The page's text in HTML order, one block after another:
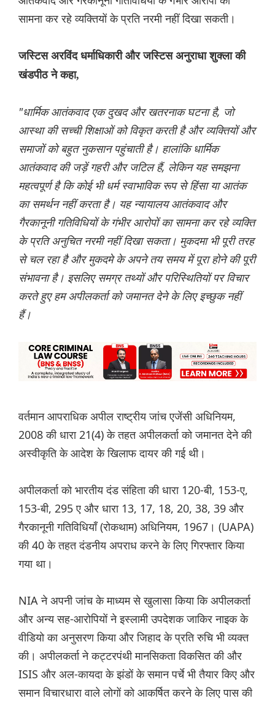
सामना कर रहे व्यक्तियों के प्रति नरमी नहीं दिखा सकती।
जस्टिस अरविंद धर्माधिकारी और जस्टिस अनुराधा शुक्ला की
खंडपीठ ने कहा,
"धार्मिक आतंकवाद एक दुखद और खतरनाक घटना है, जो
आस्था की सच्ची शिक्षाओं को विकृत करती है और व्यक्तियों और
समाजों को बहुत नुकसान पहुंचाती है। हालांकि धार्मिक
आतंकवाद की जड़ें गहरी और जटिल हैं, लेकिन यह समझना
महत्वपूर्ण है कि कोई भी धर्म स्वाभाविक रूप से हिंसा या आतंक
का समर्थन नहीं करता है। यह न्यायालय आतंकवाद और
गैरकानूनी गतिविधियों के गंभीर आरोपों का सामना कर रहे व्यक्ति
के प्रति अनुचित नरमी नहीं दिखा सकता। मुकदमा भी पूरी तरह
से चल रहा है और मुकदमे के अपने तय समय में पूरा होने की पूरी
संभावना है। इसलिए समग्र तथ्यों और परिस्थितियों पर विचार
करते हुए हम अपीलकर्ता को जमानत देने के लिए इच्छुक नहीं
हैं।
वर्तमान आपराधिक अपील राष्ट्रीय जांच एजेंसी अधिनियम,
2008 की धारा 21(4) के तहत अपीलकर्ता को जमानत देने की
अस्वीकृति के आदेश के खिलाफ दायर की गई थी।
अपीलकर्ता को भारतीय दंड संहिता की धारा 120-बी, 153-ए,
153-बी, 295 ए और धारा 13, 17, 18, 20, 38, 39 और
गैरकानूनी गतिविधियाँ (रोकथाम) अधिनियम, 1967। (UAPA)
की 40 के तहत दंडनीय अपराध करने के लिए गिरफ्तार किया
गया था।
NIA ने अपनी जांच के माध्यम से खुलासा किया कि अपीलकर्ता
और अन्य सह-आरोपियों ने इस्लामी उपदेशक जाकिर नाइक के
वीडियो का अनुसरण किया और जिहाद के प्रति रुचि भी व्यक्त
की। अपीलकर्ता ने कट्टरपंथी मानसिकता विकसित की और
ISIS और अल-कायदा के झंडों के समान पर्चे भी तैयार किए और
समान विचारधारा वाले लोगों को आकर्षित करने के लिए पास की